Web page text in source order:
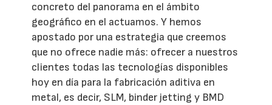
concreto del panorama en el ámbito
geográfico en el actuamos. Y hemos
apostado por una estrategia que creemos
que no ofrece nadie más: ofrecer a nuestros
clientes todas las tecnologías disponibles
hoy en día para la fabricación aditiva en
metal, es decir, SLM, binder jetting y BMD